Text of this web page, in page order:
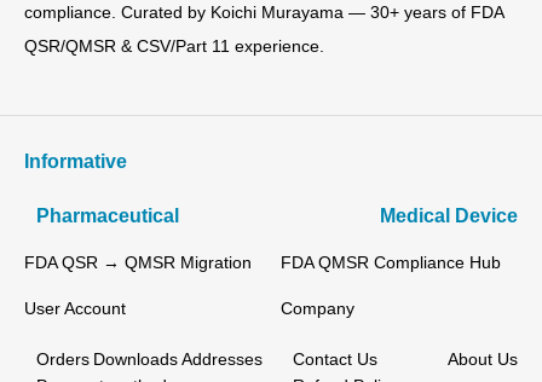
compliance. Curated by Koichi Murayama — 30+ years of FDA
QSR/QMSR & CSV/Part 11 experience.
Informative
Pharmaceutical Medical Device
FDA QSR → QMSR Migration FDA QMSR Compliance Hub
User Account
Orders Downloads Addresses
Company
Contact Us
About Us